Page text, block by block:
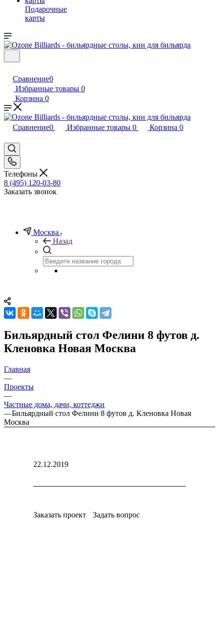
Подарочные
карты
Сравнение0
Избранные товары 0
Корзина 0
Сравнение0 Избранные товары 0 Корзина 0
Телефоны
8 (495) 120-03-80
Заказать звонок
Москва
Назад
Бильярдный стол Фелини 8 футов д.
Кленовка Новая Москва
Главная
—
Проекты
—
Частные дома, дачи, коттеджи
—Бильярдный стол Фелини 8 футов д. Кленовка Новая
Москва
22.12.2019
Заказать проект Задать вопрос